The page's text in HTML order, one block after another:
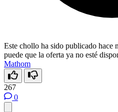
Este chollo ha sido publicado hace
puede que la oferta ya no esté
Mathom
267
0